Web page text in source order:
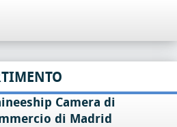
Camera di
di Madrid